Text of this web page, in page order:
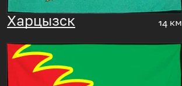
Харцызск 14 км